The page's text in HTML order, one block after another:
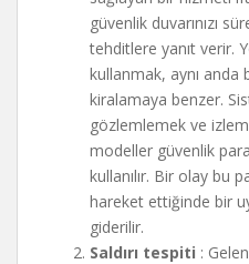
güvenlik duvarınızı
tehditlere yanıt verir.
kullanmak, aynı
kiralamaya benzer.
gözlemlemek ve
modeller güvenlik
kullanılır. Bir olay bu
hareket ettiğinde bir
giderilir.
Saldırı tespiti :